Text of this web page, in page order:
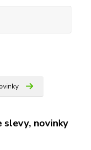
slevy, novinky